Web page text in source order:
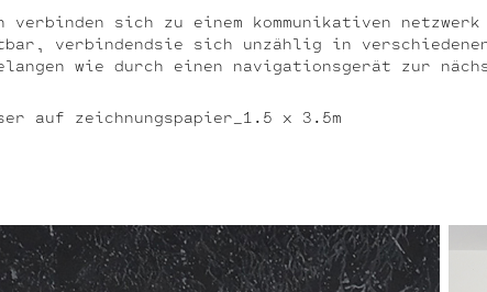
sich zu einem kommunikativen ne
verbindendsie sich unzählig in
wie durch einen navigationsgerät zur
auf zeichnungspapier_1.5 x 3.5m